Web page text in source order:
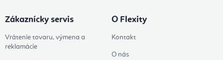
Zákaznícky servis
Vrátenie tovaru, výmena a
reklamácie
O Flexity
Kontakt
O nás